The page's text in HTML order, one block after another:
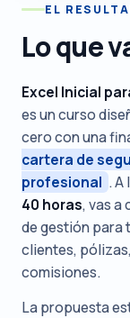
EL
Lo que
Excel Inicial
es un curso
cero con una
cartera de
profesional . A
40 horas, vas a
de gestión para
clientes,
comisiones.
La propuesta